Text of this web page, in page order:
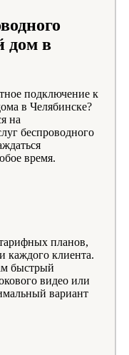
дом в
подключение к
в Челябинске?
на
беспроводного
время.
планов,
каждого клиента.
быстрый
видео или
вариант